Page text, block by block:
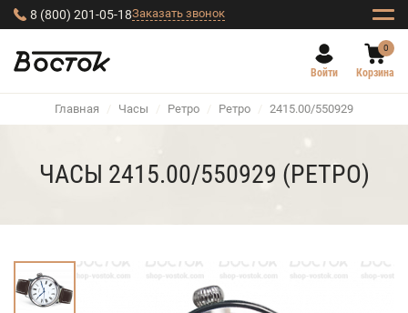
8 (800) 201-05-18Заказать звонок
Войти
0
Корзина
Главная / Часы / Ретро / Ретро / 2415.00/550929
ЧАСЫ 2415.00/550929 (РЕТРО)